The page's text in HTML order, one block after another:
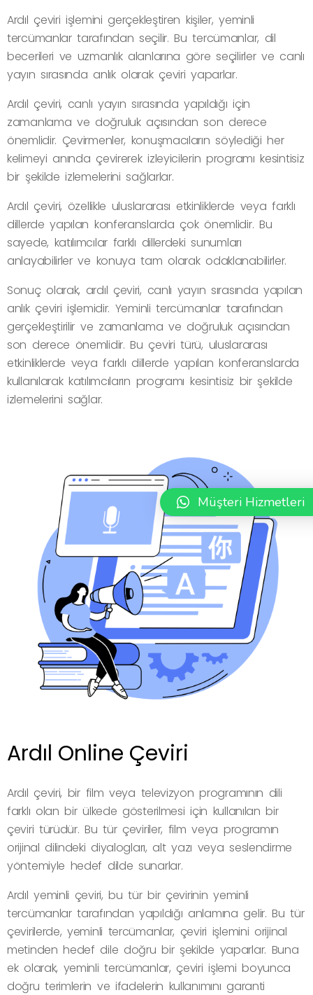
Ardıl çeviri işlemini gerçekleştiren kişiler, yeminli
tercümanlar tarafından seçilir. Bu tercümanlar, dil
becerileri ve uzmanlık alanlarına göre seçilirler ve canlı
yayın sırasında anlık olarak çeviri yaparlar.
Ardıl çeviri, canlı yayın sırasında yapıldığı için
zamanlama ve doğruluk açısından son derece
önemlidir. Çevirmenler, konuşmacıların söylediği her
kelimeyi anında çevirerek izleyicilerin programı kesintisiz
bir şekilde izlemelerini sağlarlar.
Ardıl çeviri, özellikle uluslararası etkinliklerde veya farklı
dillerde yapılan konferanslarda çok önemlidir. Bu
sayede, katılımcılar farklı dillerdeki sunumları
anlayabilirler ve konuya tam olarak odaklanabilirler.
Sonuç olarak, ardıl çeviri, canlı yayın sırasında yapılan
anlık çeviri işlemidir. Yeminli tercümanlar tarafından
gerçekleştirilir ve zamanlama ve doğruluk açısından
son derece önemlidir. Bu çeviri türü, uluslararası
etkinliklerde veya farklı dillerde yapılan konferanslarda
kullanılarak katılımcıların programı kesintisiz bir şekilde
izlemelerini sağlar.
Ardıl Online Çeviri
Ardıl çeviri, bir film veya televizyon programının dili
farklı olan bir ülkede gösterilmesi için kullanılan bir
çeviri türüdür. Bu tür çeviriler, film veya programın
orijinal dilindeki diyalogları, alt yazı veya seslendirme
yöntemiyle hedef dilde sunarlar.
Ardıl yeminli çeviri, bu tür bir çevirinin yeminli
tercümanlar tarafından yapıldığı anlamına gelir. Bu tür
çevirilerde, yeminli tercümanlar, çeviri işlemini orijinal
metinden hedef dile doğru bir şekilde yaparlar. Buna
ek olarak, yeminli tercümanlar, çeviri işlemi boyunca
doğru terimlerin ve ifadelerin kullanımını garanti
Müşteri Hizmetleri